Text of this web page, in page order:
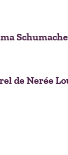
de Nerée